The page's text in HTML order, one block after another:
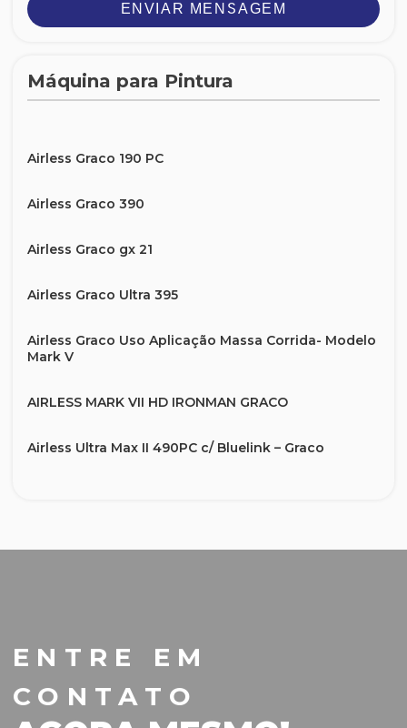
ENVIAR MENSAGEM
Máquina para Pintura
Airless Graco 190 PC
Airless Graco 390
Airless Graco gx 21
Airless Graco Ultra 395
Airless Graco Uso Aplicação Massa Corrida- Modelo
Mark V
AIRLESS MARK VII HD IRONMAN GRACO
Airless Ultra Max II 490PC c/ Bluelink – Graco
Graco King E60 Solução para revestimentos
protetivos
Marcador de linha sem ar hidráulico a gasolina
LineLazer V 250SPS HP série refletiva, 2 pistolas
ENTRE EM
CONTATO